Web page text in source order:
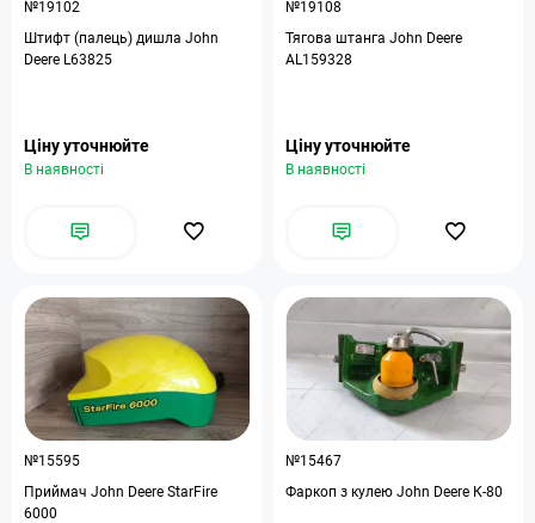
№19102
Штифт (палець) дишла John
Deere L63825
Ціну уточнюйте
В наявності
№19108
Тягова штанга John Deere
AL159328
Ціну уточнюйте
В наявності
№15595
Приймач John Deere StarFire
6000
№15467
Фаркоп з кулею John Deere К-80